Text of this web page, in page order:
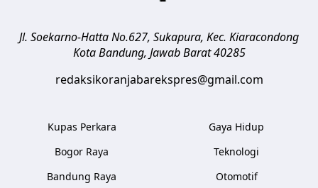
Jl. Soekarno-Hatta No.627, Sukapura, Kec. Kiaracondong
Kota Bandung, Jawab Barat 40285
redaksikoranjabarekspres@gmail.com
Kupas Perkara
Bogor Raya
Bandung Raya
Gaya Hidup
Teknologi
Otomotif